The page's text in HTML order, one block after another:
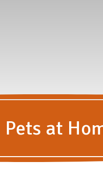
Pets at